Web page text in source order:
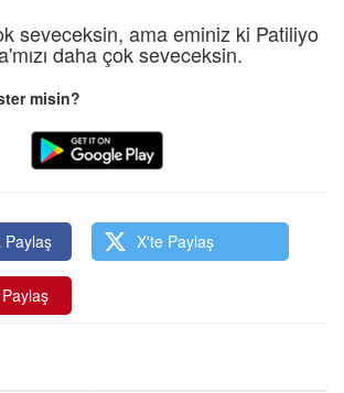
seveceksin, ama eminiz ki Patiliyo
daha çok seveceksin.
misin?
Paylaş
X'te Paylaş